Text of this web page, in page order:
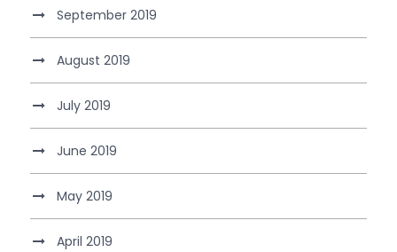
September 2019
August 2019
July 2019
June 2019
May 2019
April 2019